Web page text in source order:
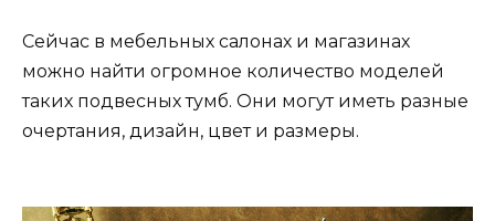
Сейчас в мебельных салонах и магазинах
можно найти огромное количество моделей
таких подвесных тумб. Они могут иметь разные
очертания, дизайн, цвет и размеры.